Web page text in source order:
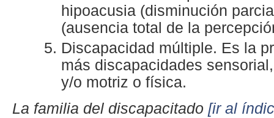
hipoacusia (disminución
(ausencia total de la
Discapacidad múltiple. Es la
más discapacidades
y/o motriz o física.
La familia del discapacitado [ir al